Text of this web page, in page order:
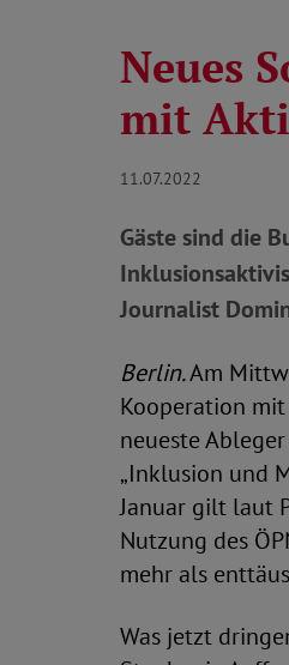
Neues
mit
11.07.2022
Gäste sind die
Journalist
Berlin.Am
Kooperation
neueste
„Inklusion und
Januar gilt laut
Nutzung des
mehr als
Was jetzt